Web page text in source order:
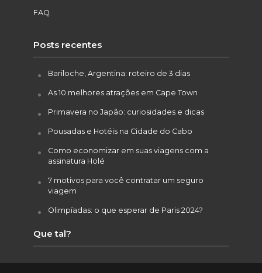
FAQ
Posts recentes
Bariloche, Argentina: roteiro de 3 dias
As 10 melhores atrações em Cape Town
Primavera no Japão: curiosidades e dicas
Pousadas e Hotéis na Cidade do Cabo
Como economizar em suas viagens com a
assinatura Holé
7 motivos para você contratar um seguro
viagem
Olimpíadas: o que esperar de Paris 2024?
Que tal?